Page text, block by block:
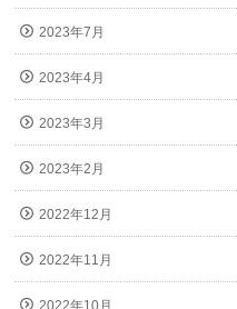
2023年7月
2023年4月
2023年3月
2023年2月
2022年12月
2022年11月
2022年10月